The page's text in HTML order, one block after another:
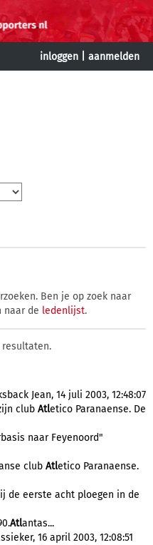
inloggen aanmelden
Ben je op zoek naar
naar de ledenlijst.
resultaten.
Jean, 14 juli 2003, 12:48:07
club Atletico Paranaense. De
naar Feyenoord"
club Atletico Paranaense.
de eerste acht ploegen in de
Atlantas...
16 april 2003, 12:08:51